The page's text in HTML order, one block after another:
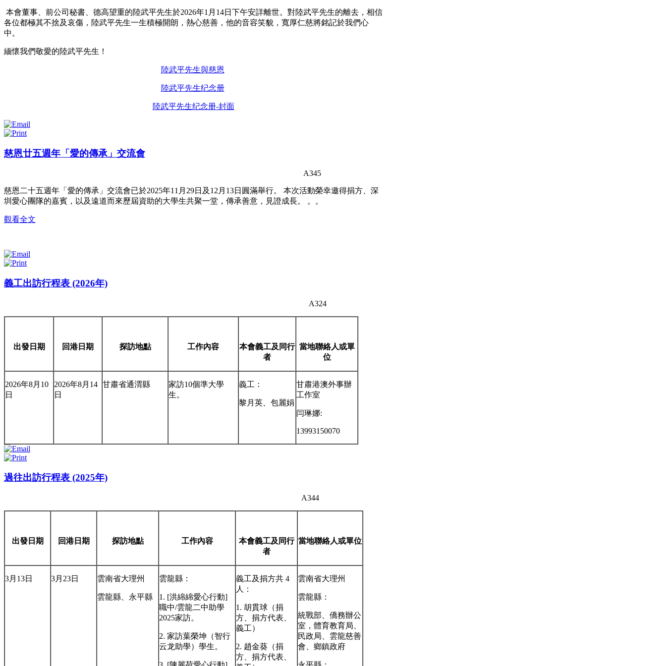
本會董事、前公司秘書、德高望重的陸武平先生於2026年1月14日下午安詳離世。對陸武平先生的離去，相信
各位都極其不捨及哀傷，陸武平先生一生積極開朗，熱心慈善，他的音容笑貌，寬厚仁慈將銘記於我們心
中。
緬懷我們敬愛的陸武平先生！
陸武平先生與慈恩
陸武平先生纪念册
陸武平先生纪念册-封面
慈恩廿五週年「愛的傳承」交流會
A345
慈恩二十五週年「愛的傳承」交流會已於2025年11月29日及12月13日圓滿舉行。 本次活動榮幸邀得捐方、深
圳愛心團隊的嘉賓，以及遠道而來歷屆資助的大學生共聚一堂，傳承善意，見證成長。 。。
觀看全文
義工出訪行程表 (2026年)
A324
出發日期 回港日期 探訪地點 工作內容 本會義工及 同行
者
當地聯絡人或單
位
2026年8月10
日
2026年8月14
日
甘肅省通渭縣
家訪10個準大學
生。
義工：
黎月英、包麗娟
甘肅港澳外事辦
工作室
闫琳娜:
13993150070
過往出訪行程表 (2025年)
A344
出發日期 回港日期 探訪地點 工作內容 本會義工及 同行
者
當地聯絡人或單位
3月13日 3月23日 雲南省大理州
雲龍縣、永平縣
雲龍縣：
1. [洪綿綿愛心行動]
職中/雲龍二中助學
2025家訪。
2. 家訪葉榮坤（智行
云龙助學）學生。
義工及捐方共 4
人：
1. 胡貫球（捐
方、捐方代表、
義工）
2. 趙金葵（捐
方、捐方代表、
雲南省大理州
雲龍縣：
統戰部、僑務辦公
室，體育教育局、
民政局、雲龍慈善
會、鄉鎮政府